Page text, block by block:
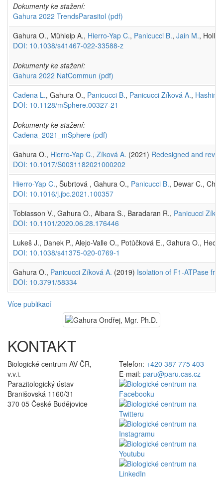
Dokumenty ke stažení:
Gahura 2022 TrendsParasitol (pdf)
Gahura O., Mühleip A., Hierro-Yap C., Panicucci B., Jain M.,
DOI: 10.1038/s41467-022-33588-z
Dokumenty ke stažení:
Gahura 2022 NatCommun (pdf)
Cadena L., Gahura O., Panicucci B., Panicucci Zíková A., Hashimi
DOI: 10.1128/mSphere.00327-21
Dokumenty ke stažení:
Cadena_2021_mSphere (pdf)
Gahura O., Hierro-Yap C., Zíková A. (2021) Redesigned and
DOI: 10.1017/S0031182021000202
Hierro-Yap C., Šubrtová , Gahura O., Panicucci B., Dewar C.,
DOI: 10.1016/j.jbc.2021.100357
Tobiasson V., Gahura O., Aibara S., Baradaran R., Panicucci
DOI: 10.1101/2020.06.28.176446
Lukeš J., Danek P., Alejo-Valle O., Potůčková E., Gahura O.,
DOI: 10.1038/s41375-020-0769-1
Gahura O., Panicucci Zíková A. (2019) Isolation of F1-ATPase
DOI: 10.3791/58334
Více publikací
KONTAKT
Biologické centrum AV ČR,
v.v.i.
Parazitologický ústav
Branišovská 1160/31
370 05 České Budějovice
Telefon: +420 387 775 403
E-mail: paru@paru.cas.cz